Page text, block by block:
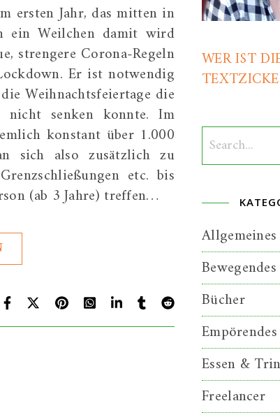
ersten Jahr, das mitten in
ein Weilchen damit wird
strengere Corona-Regeln
Er ist notwendig
Weihnachtsfeiertage die
senken konnte. Im
konstant über 1.000
sich also zusätzlich zu
etc. bis
(ab 3 Jahre) treffen…
WER IST
Allgemeines
Bewegendes
Bücher
Empörendes
Essen &
Freelancer